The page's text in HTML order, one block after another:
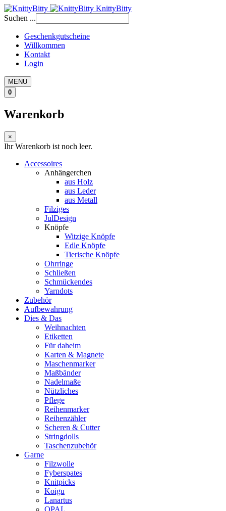
KnittyBitty
Suchen ...
Geschenkgutscheine
Willkommen
Kontakt
Login
MENU
0
Warenkorb
×
Ihr Warenkorb ist noch leer.
Accessoires
Anhängerchen
aus Holz
aus Leder
aus Metall
Filziges
JulDesign
Knöpfe
Witzige Knöpfe
Edle Knöpfe
Tierische Knöpfe
Ohrringe
Schließen
Schmückendes
Yarndots
Zubehör
Aufbewahrung
Dies & Das
Weihnachten
Etiketten
Für daheim
Karten & Magnete
Maschenmarker
Maßbänder
Nadelmaße
Nützliches
Pflege
Reihenmarker
Reihenzähler
Scheren & Cutter
Stringdolls
Taschenzubehör
Garne
Filzwolle
Fyberspates
Knitpicks
Koigu
Lanartus
OPAL